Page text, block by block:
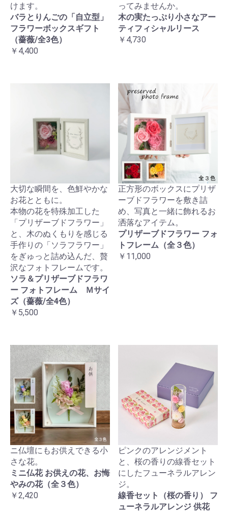
けます。
バラとりんごの「自立型」
フラワーボックスギフト
（薔薇/全3色）
￥4,400
ってみませんか。
木の実たっぷり小さなアー
ティフィシャルリース
￥4,730
大切な瞬間を、色鮮やかな
お花とともに。
本物の花を特殊加工した
「プリザーブドフラワー」
と、木のぬくもりを感じる
手作りの「ソラフラワー」
をぎゅっと詰め込んだ、贅
沢なフォトフレームです。
ソラ＆プリザーブドフラワ
ー フォトフレーム Ｍサイ
ズ（薔薇/全4色）
￥5,500
正方形のボックスにプリザ
ーブドフラワーを敷き詰
め、写真と一緒に飾れるお
洒落なアイテム。
プリザーブドフラワー フォ
トフレーム（全３色）
￥11,000
ニ仏壇にもお供えできる小
さな花。
ミニ仏花 お供えの花、お悔
やみの花（全３色）
￥2,420
ピンクのアレンジメント
と、桜の香りの線香セット
にしたフューネラルアレン
ジ。
線香セット（桜の香り） フ
ューネラルアレンジ 供花